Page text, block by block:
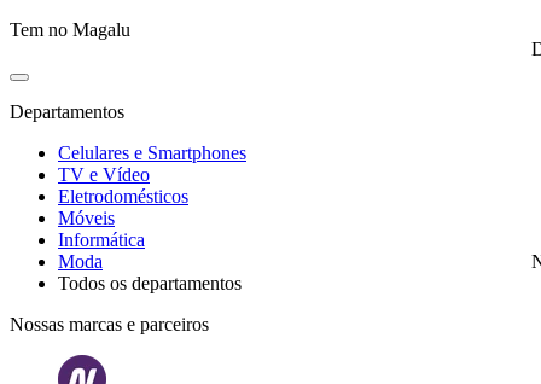
Tem no Magalu
Departamentos
Celulares e Smartphones
TV e Vídeo
Eletrodomésticos
Móveis
Informática
Moda
Todos os departamentos
Nossas marcas e parceiros